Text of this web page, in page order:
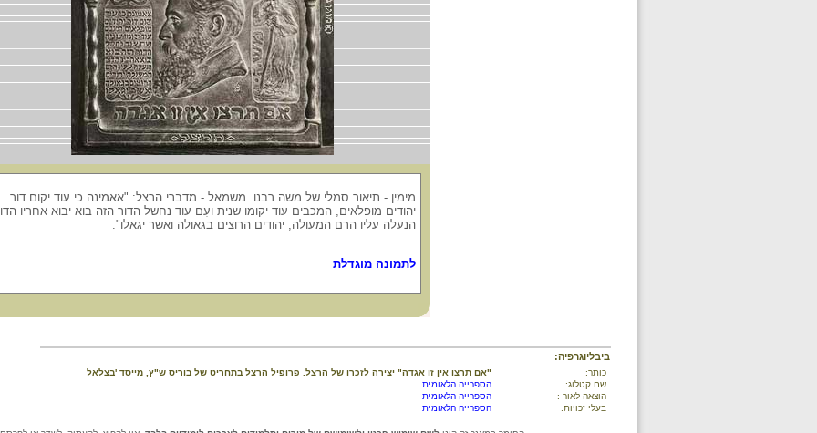
מימין - תיאור סמלי של משה רבנו. משמאל - מדברי הרצל: "אאמינה כי עוד יקום דור
יהודים מופלאים, המכבים עוד יקומו שנית ועִם עוד נחשל הדור הזה בוא יבוא אחריו
הנעלה עליו הרם המעולה, יהודים הרוצים בגאולה ואשר יגאלו".
לתמונה מוגדלת
ביבליוגרפיה:
כותר:
"אם תרצו אין זו אגדה" יצירה לזכרו של הרצל. פרופיל הרצל בתחריט של בוריס ש"ץ, מייסד 'בצלאל
שם קטלוג:
הספרייה הלאומית
הוצאה לאור :
הספרייה הלאומית
בעלי זכויות:
הספרייה הלאומית